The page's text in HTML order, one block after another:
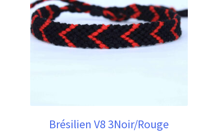
Brésilien V8 3Noir/Rouge